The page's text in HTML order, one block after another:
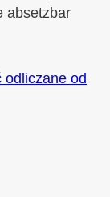
absetzbar